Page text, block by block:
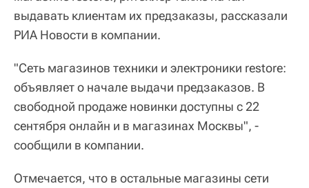
выдавать клиентам их предзаказы, рассказали
РИА Новости в компании.
"Сеть магазинов техники и электроники restore:
объявляет о начале выдачи предзаказов. В
свободной продаже новинки доступны с 22
сентября онлайн и в магазинах Москвы", -
сообщили в компании.
Отмечается, что в остальные магазины сети